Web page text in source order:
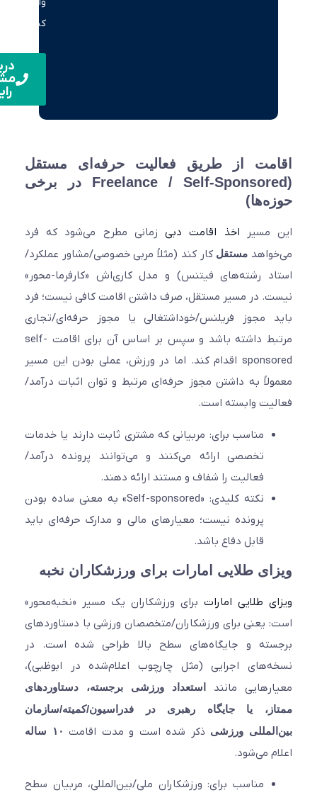
مشاوره
از طریق فعالیت حرفه‌ای مستقل
(Freelance / Self-Sponsored در برخی
مسیراخذ اقامت دبیزمانی مطرح می‌شود که فرد
مستقلکار کند (مثلاً مربی خصوصی/مشاور عملکرد/
رشته‌های فیتنس) و مدل کاری‌اش «کارفرما-محور»
در مسیر مستقل، صرف داشتن اقامت کافی نیست؛ فرد
مجوز فریلنس/خوداشتغالی یا مجوز حرفه‌ای/تجاری
مرتبط داشته باشد و سپس بر اساس آن برای اقامت self-
sponsored اقدام کند. اما در ورزش، عملی بودن این مسیر
به داشتن مجوز حرفه‌ای مرتبط و توان اثبات درآمد/
وابسته است.
مناسب برای: مربیانی که مشتری ثابت دارند یا خدمات
تخصصی ارائه می‌کنند و می‌توانند پرونده درآمد/
فعالیت را شفاف و مستند ارائه دهند.
نکته کلیدی: «Self-sponsored» به معنی ساده بودن
پرونده نیست؛ معیارهای مالی و مدارک حرفه‌ای باید
قابل دفاع باشد.
طلایی امارات برای ورزشکاران نخبه
طلایی اماراتبرای ورزشکاران یک مسیر «نخبه‌محور»
یعنی برای ورزشکاران/متخصصان ورزشی با دستاوردهای
و جایگاه‌های سطح بالا طراحی شده است. در
اجرایی (مثل چارچوب اعلام‌شده در ابوظبی)،
ماننداستعداد ورزشی برجسته، دستاوردهای
یا جایگاه رهبری در فدراسیون/کمیته/سازمان
ورزشیذکر شده است و مدت اقامت۱۰ ساله
می‌شود.
مناسب برای: ورزشکاران ملی/بین‌المللی، مربیان سطح